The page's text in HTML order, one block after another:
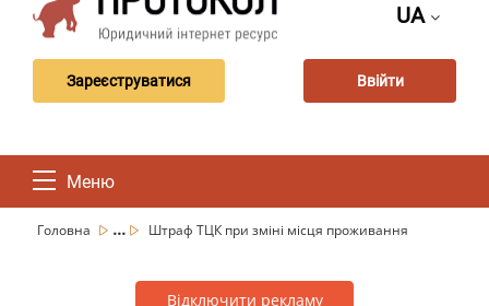
UA
Зареєструватися Ввійти
Меню
Головна ... Штраф ТЦК при зміні місця проживання
Відключити рекламу